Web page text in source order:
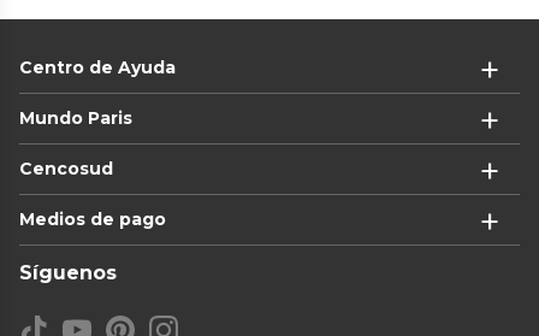
Centro de Ayuda
Mundo Paris
Cencosud
Medios de pago
Síguenos